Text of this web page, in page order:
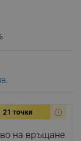
21 точки
на връщане